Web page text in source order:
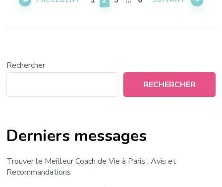
Rechercher
RECHERCHER
Derniers messages
Trouver le Meilleur Coach de Vie à Paris : Avis et
Recommandations